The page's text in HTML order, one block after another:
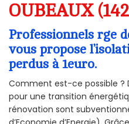
OUBEAUX
Professionnels rge
vous propose
perdus à 1euro.
Comment est-ce possible ?
pour une transition
rénovation sont